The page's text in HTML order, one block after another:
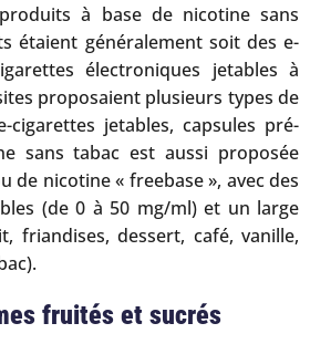
à base de nicotine sans
étaient généralement soit des e-
électroniques jetables à
proposaient plusieurs types de
cigarettes jetables, capsules pré-
sans tabac est aussi proposée
de nicotine « freebase », avec des
(de 0 à 50 mg/ml) et un large
friandises, dessert, café, vanille,
fruités et sucrés